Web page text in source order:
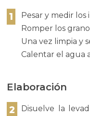
1
Pesar y medir los
Romper los
Una vez limpia y
Calentar el agua
Elaboración
2
Disuelve la